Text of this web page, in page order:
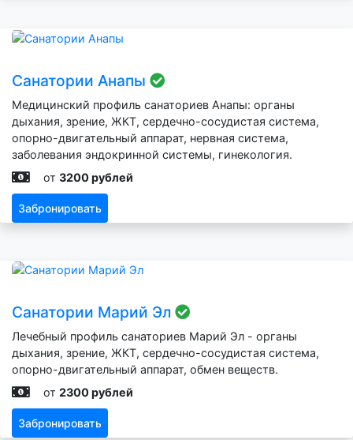
Санатории Анапы
Медицинский профиль санаториев Анапы: органы
дыхания, зрение, ЖКТ, сердечно-сосудистая система,
опорно-двигательный аппарат, нервная система,
заболевания эндокринной системы, гинекология.
от 3200 рублей
Забронировать
Санатории Марий Эл
Лечебный профиль санаториев Марий Эл - органы
дыхания, зрение, ЖКТ, сердечно-сосудистая система,
опорно-двигательный аппарат, обмен веществ.
от 2300 рублей
Забронировать